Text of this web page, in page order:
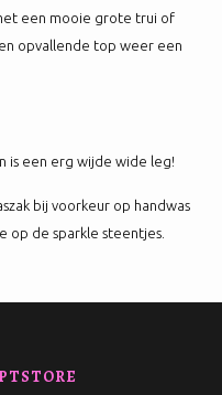
een mooie grote trui of
opvallende top weer een
is een erg wijde wide leg!
bij voorkeur op handwas
op de sparkle steentjes.